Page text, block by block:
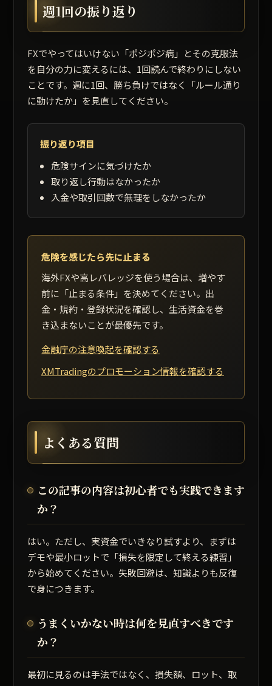
週1回の振り返り
FXでやってはいけない「ポジポジ病」とその克服法
を自分の力に変えるには、1回読んで終わりにしない
ことです。週に1回、勝ち負けではなく「ルール通り
に動けたか」を見直してください。
振り返り項目
危険サインに気づけたか
取り返し行動はなかったか
入金や取引回数で無理をしなかったか
危険を感じたら先に止まる
海外FXや高レバレッジを使う場合は、増やす
前に「止まる条件」を決めてください。出
金・規約・登録状況を確認し、生活資金を巻
き込まないことが最優先です。
金融庁の注意喚起を確認する
XMTradingのプロモーション情報を確認する
よくある質問
この記事の内容は初心者でも実践できます
か？
はい。ただし、実資金でいきなり試すより、まずは
デモや最小ロットで「損失を限定して終える練習」
から始めてください。失敗回避は、知識よりも反復
で身につきます。
うまくいかない時は何を見直すべきです
か？
最初に見るのは手法ではなく、損失額、ロット、取